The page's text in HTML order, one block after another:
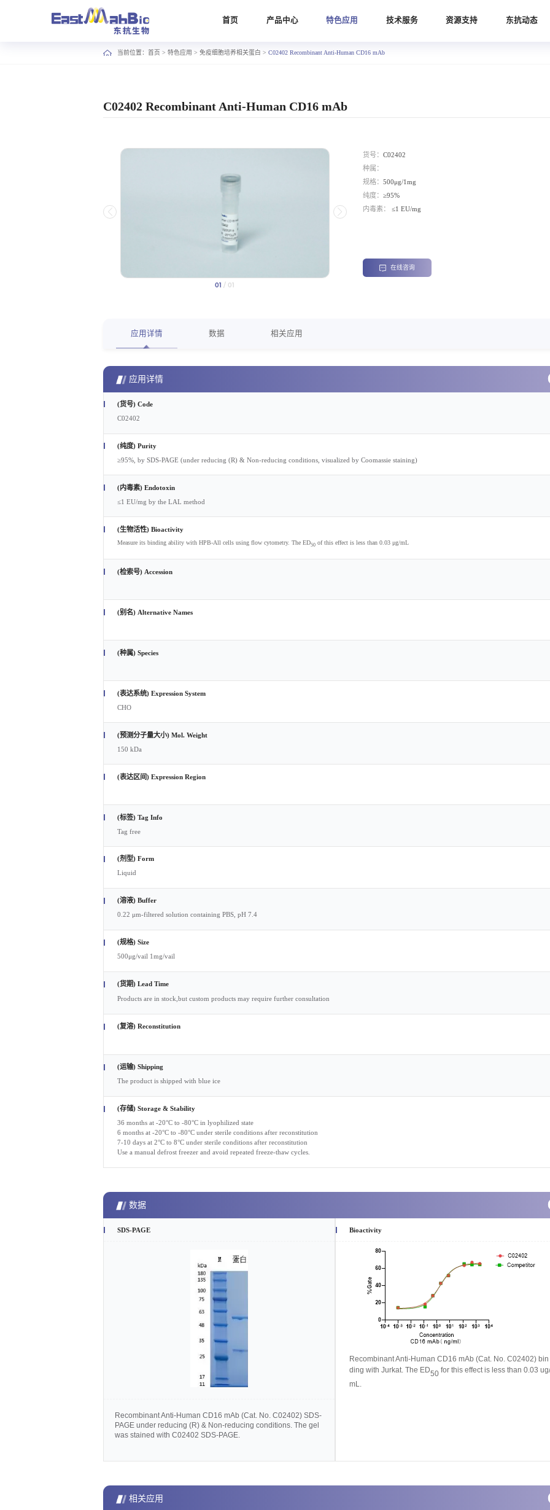
首页 产品中心 特色应用 技术服务 资源支持 东抗动态
当前位置：首页 >特色应用 >免疫细胞培养相关蛋白 > C02402 Recombinant Anti-Human CD16 mAb
C02402 Recombinant Anti-Human CD16 mAb
01 / 01
货号：C02402
种属：
规格：500μg/1mg
纯度：≥95%
内毒素：
≤1 EU/mg
在线咨询
应用详情 数据 相关应用
应用详情
(货号) Code
C02402
(纯度) Purity
≥95%, by SDS-PAGE (under reducing (R) & Non-reducing conditions, visualized by Coomassie staining)
(内毒素) Endotoxin
≤1 EU/mg by the LAL method
(生物活性) Bioactivity
Measure its binding ability with HPB-All cells using flow cytometry. The ED50 of this effect is less than 0.03μg/mL
(检索号) Accession
(别名) Alternative Names
(种属) Species
(表达系统) Expression System
CHO
(预测分子量大小) Mol. Weight
150 kDa
(表达区间) Expression Region
(标签) Tag Info
Tag free
(剂型) Form
Liquid
(溶液) Buffer
0.22 μm-filtered solution containing PBS, pH 7.4
(规格) Size
500μg/vail 1mg/vail
(货期) Lead Time
Products are in stock,but custom products may require further consultation
(复溶) Reconstitution
(运输) Shipping
The product is shipped with blue ice
(存储) Storage & Stability
36 months at -20°C to -80°C in lyophilized state
6 months at -20°C to -80°C under sterile conditions after reconstitution
7-10 days at 2°C to 8°C under sterile conditions after reconstitution
Use a manual defrost freezer and avoid repeated freeze-thaw cycles.
数据
SDS-PAGE
Recombinant Anti-Human CD16 mAb (Cat. No. C02402) SDS-
PAGE under reducing (R) & Non-reducing conditions. The gel
was stained with C02402 SDS-PAGE.
Bioactivity
Recombinant Anti-Human CD16 mAb (Cat. No. C02402) bin
ding withJurkat . The ED50 for this effect is less than 0.03u
mL.
相关应用